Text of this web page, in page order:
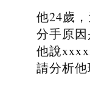
他24歲
分手原
他說
請分析他